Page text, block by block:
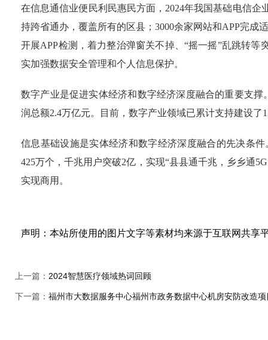
在信息通信业便民利民惠民方面，2024年我国基础电信
持跨省通办，覆盖所有的区县；3000余家网站和APP完成
开展APP检测，着力整治弹窗关不掉、“摇一摇”乱跳转
实加强数据安全管理和个人信息保护。
数字产业是促进实体经济和数字经济深度融合的重要支
润总额2.4万亿元。目前，数字产业领域已累计支持建设
信息基础设施是实体经济和数字经济深度融合的先决条
425万个，千兆用户突破2亿，实现“县县通千兆，乡乡通
实现商用。
声明：本站所使用的图片文字等素材均来源于互联网共享
上一篇： 2024智慧医疗领域热词回顾
下一篇： 福州市大数据服务中心福州市政务数据中心机房安防改造